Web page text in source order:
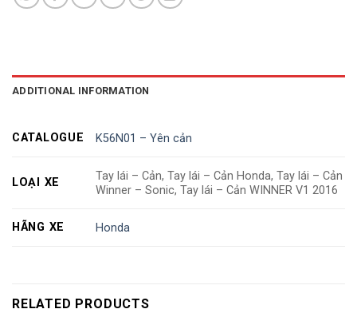
ADDITIONAL INFORMATION
CATALOGUE K56N01 – Yên cản
LOẠI XE
Tay lái – Cản, Tay lái – Cản Honda, Tay lái – Cản
Winner – Sonic, Tay lái – Cản WINNER V1 2016
HÃNG XE Honda
RELATED PRODUCTS